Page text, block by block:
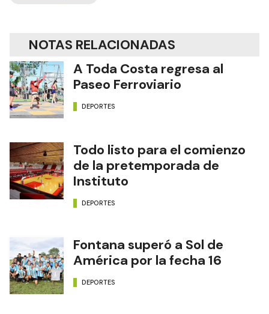
NOTAS RELACIONADAS
A Toda Costa regresa al
Paseo Ferroviario
DEPORTES
Todo listo para el comienzo
de la pretemporada de
Instituto
DEPORTES
Fontana superó a Sol de
América por la fecha 16
DEPORTES